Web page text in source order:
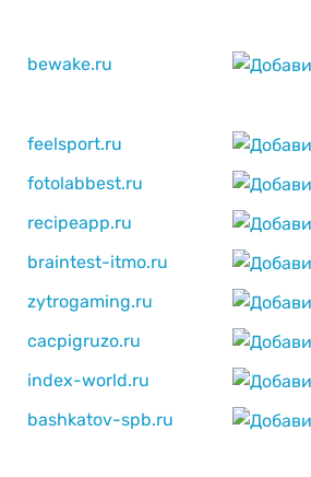
bewake.ru
feelsport.ru
fotolabbest.ru
recipeapp.ru
braintest-itmo.ru
zytrogaming.ru
cacpigruzo.ru
index-world.ru
bashkatov-spb.ru